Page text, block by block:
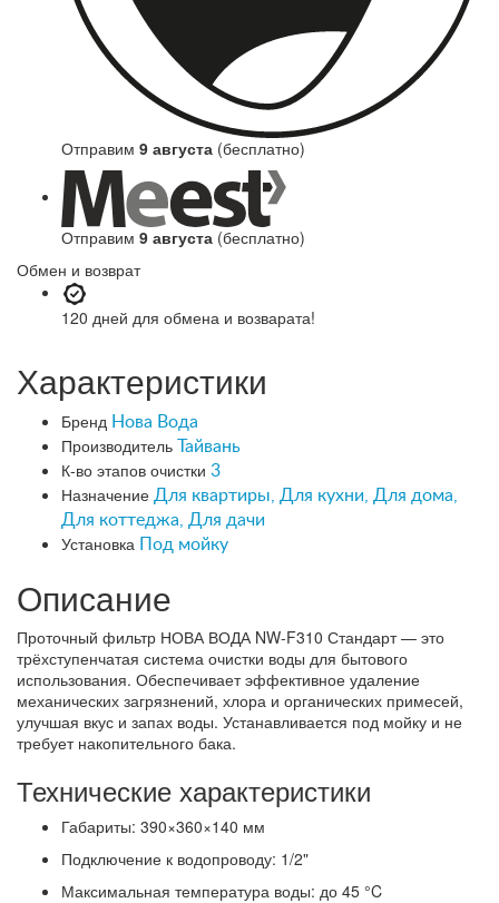
Отправим 9 августа (бесплатно)
Отправим 9 августа (бесплатно)
Обмен и возврат
120 дней для обмена и возварата!
Характеристики
Бренд Нова Вода
Производитель Тайвань
К-во этапов очистки 3
Назначение Для квартиры, Для кухни, Для дома,
Для коттеджа, Для дачи
Установка Под мойку
Описание
Проточный фильтр НОВА ВОДА NW-F310 Стандарт — это
трёхступенчатая система очистки воды для бытового
использования. Обеспечивает эффективное удаление
механических загрязнений, хлора и органических примесей,
улучшая вкус и запах воды. Устанавливается под мойку и не
требует накопительного бака.
Технические характеристики
Габариты: 390×360×140 мм
Подключение к водопроводу: 1/2"
Максимальная температура воды: до 45 °C